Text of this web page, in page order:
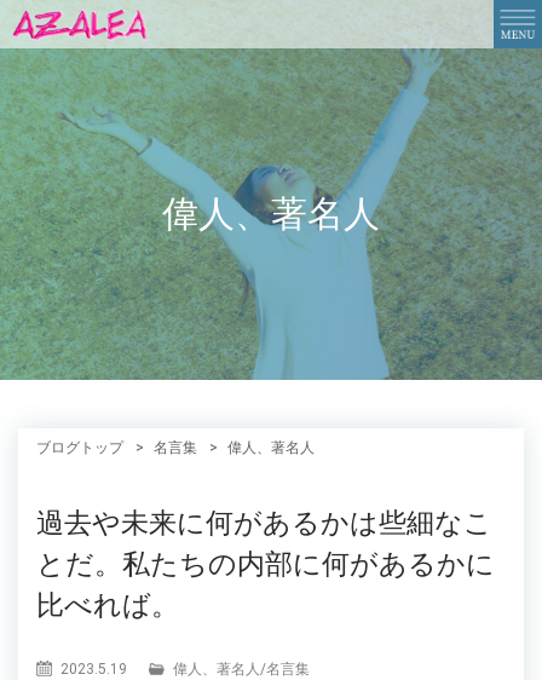
偉人、著名人
ブログトップ 名言集 偉人、著名人
過去や未来に何があるかは些細なこ
とだ。私たちの内部に何があるかに
比べれば。
2023.5.19 偉人、著名人 /名言集